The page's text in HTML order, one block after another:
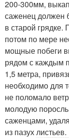
200-300мм,
саженец должен
в старой
потом по мере
мощные побеги
рядом с каждым
1,5 метра,
необходимо для
не поломало
молодую
саженцами,
из пазух листьев.